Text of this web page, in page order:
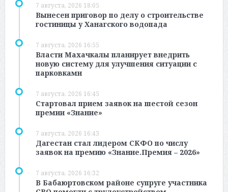
7 августа, 2026 18:05
Вынесен приговор по делу о строительстве
гостиницы у Ханагского водопада
7 августа, 2026 16:55
Власти Махачкалы планирует внедрить
новую систему для улучшения ситуации с
парковками
7 августа, 2026 16:45
Стартовал прием заявок на шестой сезон
премии «Знание»
7 августа, 2026 16:43
Дагестан стал лидером СКФО по числу
заявок на премию «Знание.Премия – 2026»
7 августа, 2026 16:32
В Бабаюртовском районе супруге участника